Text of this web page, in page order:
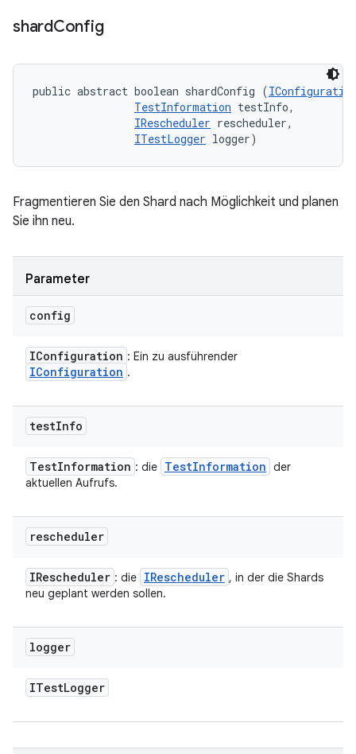
shardConfig
public abstract boolean shardConfig (
TestInformation testInfo,
IRescheduler rescheduler,
ITestLogger logger)
Fragmentieren Sie den Shard nach Möglichkeit und planen
Sie ihn neu.
Parameter
config
IConfiguration : Ein zu ausführender
IConfiguration .
testInfo
TestInformation : die TestInformation der
aktuellen Aufrufs.
rescheduler
IRescheduler : die IRescheduler , in der die Shards
neu geplant werden sollen.
logger
ITestLogger